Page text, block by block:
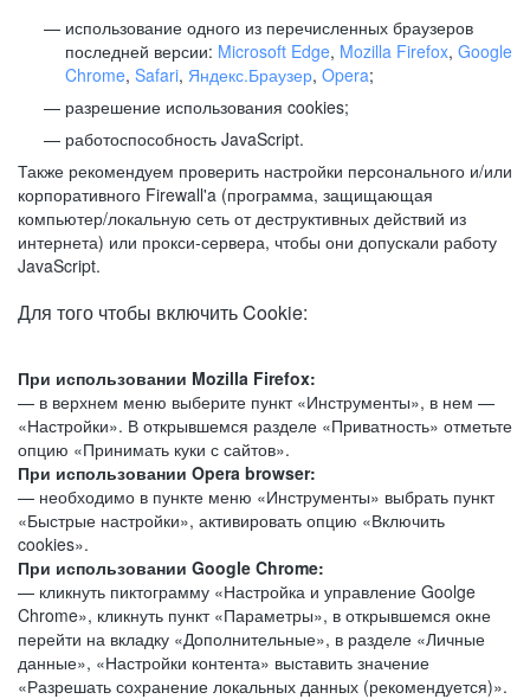
использование одного из перечисленных браузеров
последней версии: Microsoft Edge, Mozilla Firefox, Google
Chrome, Safari, Яндекс.Браузер, Opera;
разрешение использования cookies;
работоспособность JavaScript.
Также рекомендуем проверить настройки персонального и/или
корпоративного Firewall'a (программа, защищающая
компьютер/локальную сеть от деструктивных действий из
интернета) или прокси-сервера, чтобы они допускали работу
JavaScript.
Для того чтобы включить Cookie:
При использовании Mozilla Firefox:
— в верхнем меню выберите пункт «Инструменты», в нем —
«Настройки». В открывшемся разделе «Приватность» отметьте
опцию «Принимать куки с сайтов».
При использовании Opera browser:
— необходимо в пункте меню «Инструменты» выбрать пункт
«Быстрые настройки», активировать опцию «Включить
cookies».
При использовании Google Chrome:
— кликнуть пиктограмму «Настройка и управление Goolge
Chrome», кликнуть пункт «Параметры», в открывшемся окне
перейти на вкладку «Дополнительные», в разделе «Личные
данные», «Настройки контента» выставить значение
«Разрешать сохранение локальных данных (рекомендуется)».